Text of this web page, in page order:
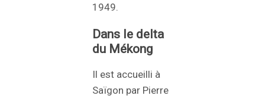
1949.
Dans le delta
du Mékong
Il est accueilli à
Saïgon par Pierre